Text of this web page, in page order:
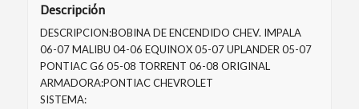
Descripción
DESCRIPCION:BOBINA DE ENCENDIDO CHEV. IMPALA
06-07 MALIBU 04-06 EQUINOX 05-07 UPLANDER 05-07
PONTIAC G6 05-08 TORRENT 06-08 ORIGINAL
ARMADORA:PONTIAC CHEVROLET
SISTEMA: